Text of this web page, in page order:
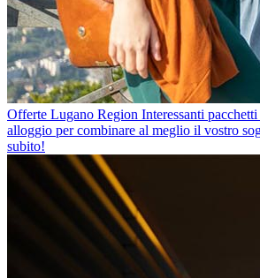
Offerte Lugano Region Interessanti
alloggio per combinare al meglio il vostro
subito!